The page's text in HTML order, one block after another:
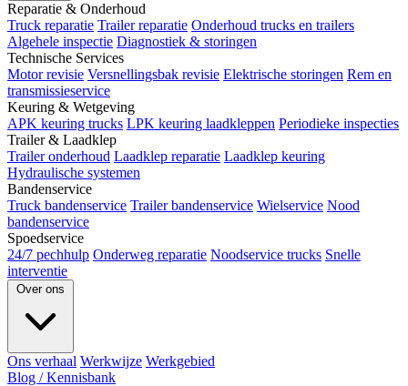
Reparatie & Onderhoud
Truck reparatie Trailer reparatie Onderhoud trucks en trailers
Algehele inspectie Diagnostiek & storingen
Technische Services
Motor revisie Versnellingsbak revisie Elektrische storingen Rem en
transmissieservice
Keuring & Wetgeving
APK keuring trucks LPK keuring laadkleppen Periodieke inspecties
Trailer & Laadklep
Trailer onderhoud Laadklep reparatie Laadklep keuring
Hydraulische systemen
Bandenservice
Truck bandenservice Trailer bandenservice Wielservice Nood
bandenservice
Spoedservice
24/7 pechhulp Onderweg reparatie Noodservice trucks Snelle
interventie
Ons verhaal Werkwijze Werkgebied
Blog / Kennisbank